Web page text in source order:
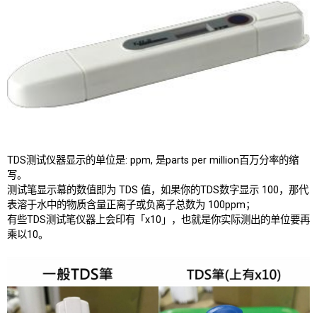
TDS测试仪器显示的单位是: ppm, 是parts per million百万分率的缩
写。
测试笔显示幕的数值即为 TDS 值，如果你的TDS数字显示 100，那代
表溶于水中的物质含量正离子或负离子总数为 100ppm；
有些TDS测试笔仪器上会印有「x10」，也就是你实际测出的单位要再
乘以10。